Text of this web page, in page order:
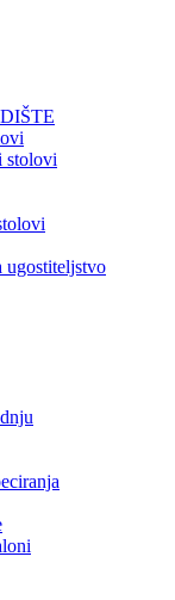
stolovi
ugostiteljstvo